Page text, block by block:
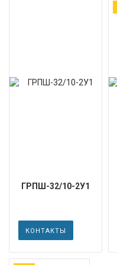
ГРПШ-32/10-2У1
КОНТАКТЫ